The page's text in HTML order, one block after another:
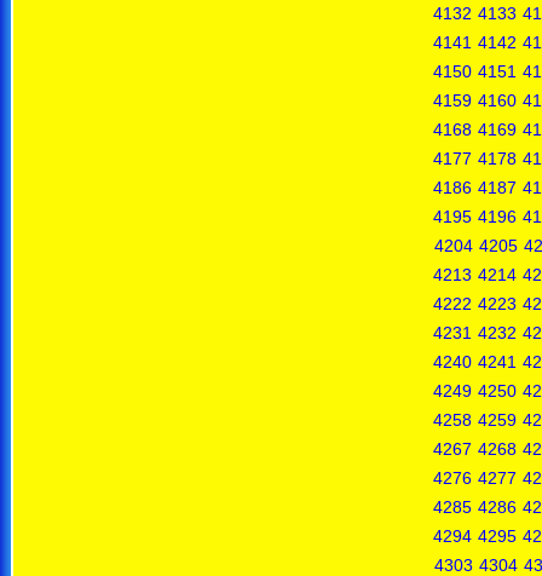
4132 4133
4141 4142
4150 4151
4159 4160
4168 4169
4177 4178
4186 4187
4195 4196
4204 4205
4213 4214
4222 4223
4231 4232
4240 4241
4249 4250
4258 4259
4267 4268
4276 4277
4285 4286
4294 4295
4303 4304